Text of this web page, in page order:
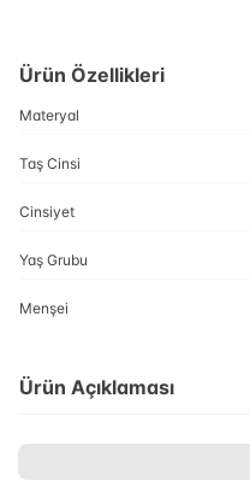
Ürün Özellikleri
Materyal
Taş Cinsi
Cinsiyet
Yaş Grubu
Menşei
Ürün Açıklaması